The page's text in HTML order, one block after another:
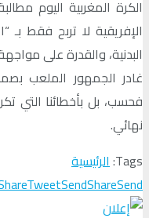
الكرة المغربية اليوم
الإفريقية لا تربح فقط بـ
البدنية، والقدرة على
غادر الجمهور الملعب
فحسب، بل بأخطائنا
نهائي.
Tags: الرئيسية
TweetSendShareSend